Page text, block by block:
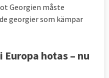
Georgien måste
georgier som kämpar
hotas – nu